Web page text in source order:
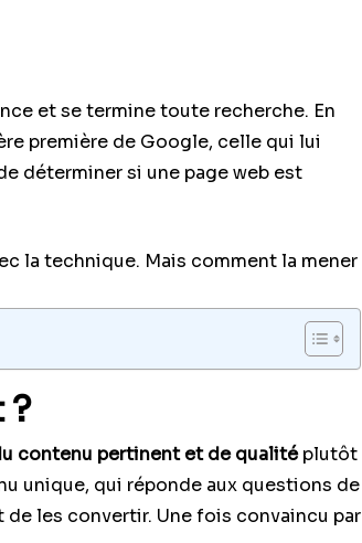
et se termine toute recherche. En
première de Google, celle qui lui
déterminer si une page web est
la technique. Mais comment la mener
?
contenu pertinent et de qualitéplutôt
unique, qui réponde aux questions de
les convertir. Une fois convaincu par